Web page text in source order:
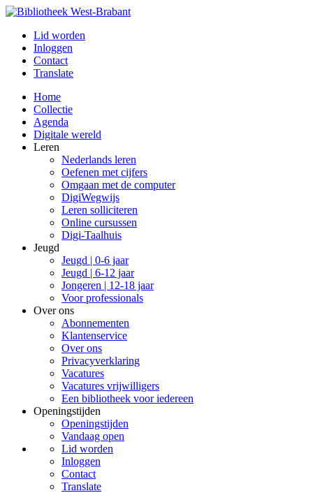
Lid worden
Inloggen
Contact
Translate
Home
Collectie
Agenda
Digitale wereld
Leren
Nederlands leren
Oefenen met cijfers
Omgaan met de computer
DigiWegwijs
Leren solliciteren
Online cursussen
Digi-Taalhuis
Jeugd
Jeugd | 0-6 jaar
Jeugd | 6-12 jaar
Jongeren | 12-18 jaar
Voor professionals
Over ons
Abonnementen
Klantenservice
Over ons
Privacyverklaring
Vacatures
Vacatures vrijwilligers
Een bibliotheek voor iedereen
Openingstijden
Openingstijden
Vandaag open
Lid worden
Inloggen
Contact
Translate